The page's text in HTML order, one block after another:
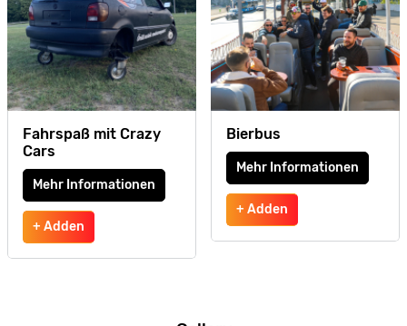
Fahrspaß mit Crazy
Cars
Mehr Informationen
+ Adden
Bierbus
Mehr Informationen
+ Adden